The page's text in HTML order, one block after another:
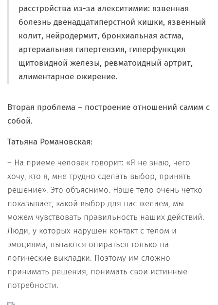
расстройства из-за алекситимии: язвенная
болезнь двенадцатиперстной кишки, язвенный
колит, нейродермит, бронхиальная астма,
артериальная гипертензия, гиперфункция
щитовидной железы, ревматоидный артрит,
алиментарное ожирение.
Вторая проблема – построение отношений самим с
собой.
Татьяна Романовская:
– На приеме человек говорит: «Я не знаю, чего
хочу, кто я, мне трудно сделать выбор, принять
решение». Это объяснимо. Наше тело очень четко
показывает, какой выбор для нас желаем, мы
можем чувствовать правильность наших действий.
Люди, у которых нарушен контакт с телом и
эмоциями, пытаются опираться только на
логические выкладки. Поэтому им сложно
принимать решения, понимать свои истинные
потребности.